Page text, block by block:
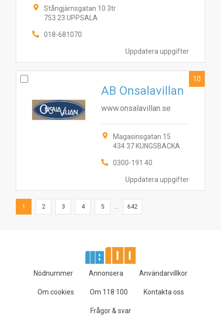
Uppdatera uppgifter
Stångjärnsgatan 10 3tr
753 23 UPPSALA
018-681070
Uppdatera uppgifter
AB Onsalavillan
www.onsalavillan.se
Magasinsgatan 15
434 37 KUNGSBACKA
0300-191 40
10
1 2 3 4 5 ... 642
Nödnummer Annonsera Användarvillkor
Om cookies Om 118 100 Kontakta oss
Frågor & svar